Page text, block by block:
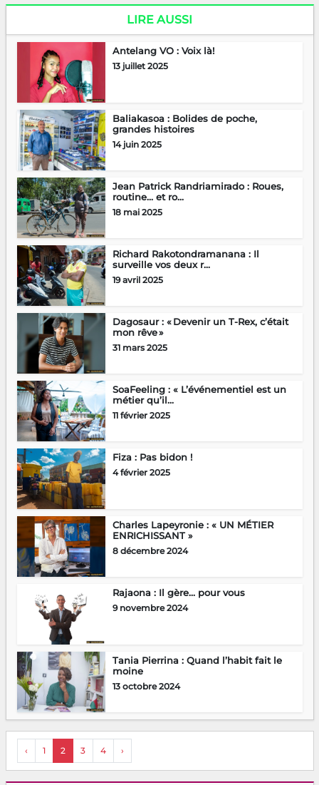
LIRE AUSSI
Antelang VO : Voix là!
13 juillet 2025
Baliakasoa : Bolides de poche,
grandes histoires
14 juin 2025
Jean Patrick Randriamirado : Roues,
routine… et ro...
18 mai 2025
Richard Rakotondramanana : Il
surveille vos deux r...
19 avril 2025
Dagosaur : « Devenir un T-Rex, c’était
mon rêve »
31 mars 2025
SoaFeeling : « L’événementiel est un
métier qu’il...
11 février 2025
Fiza : Pas bidon !
4 février 2025
Charles Lapeyronie : « UN MÉTIER
ENRICHISSANT »
8 décembre 2024
Rajaona : Il gère… pour vous
9 novembre 2024
Tania Pierrina : Quand l’habit fait le
moine
13 octobre 2024
‹ 1 2 3 4 ›